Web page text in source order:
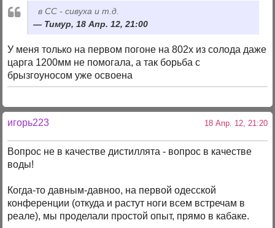
в СС - сивуха и т.д.
Тимур, 18 Апр. 12, 21:00
У меня только на первом погоне на 802х из солода даже
царга 1200мм не помогала, а так борьба с
брызгоуносом уже освоена
игорь223 18 Апр. 12, 21:20
Вопрос не в качестве дистиллята - вопрос в качестве
воды!
Когда-то давным-давноо, на первой одесской
конференции (откуда и растут ноги всем встречам в
реале), мы проделали простой опыт, прямо в кабаке.